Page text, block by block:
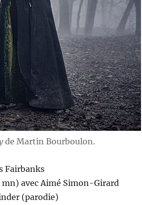
de Martin Bourboulon.
Fairbanks
avec Aimé Simon-Girard
(parodie)